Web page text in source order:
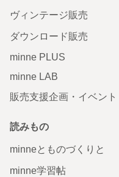
ヴィンテージ販売
ダウンロード販売
minne PLUS
minne LAB
販売支援企画・イベント
読みもの
minneとものづくりと
minne学習帖